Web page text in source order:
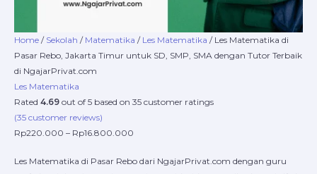
Home / Sekolah / Matematika / Les Matematika / Les Matematika di
Pasar Rebo, Jakarta Timur untuk SD, SMP, SMA dengan Tutor Terbaik
di NgajarPrivat.com
Les Matematika
Rated 4.69 out of 5 based on 35 customer ratings
(35 customer reviews)
Rp220.000 – Rp16.800.000
Les Matematika di Pasar Rebo dari NgajarPrivat.com dengan guru